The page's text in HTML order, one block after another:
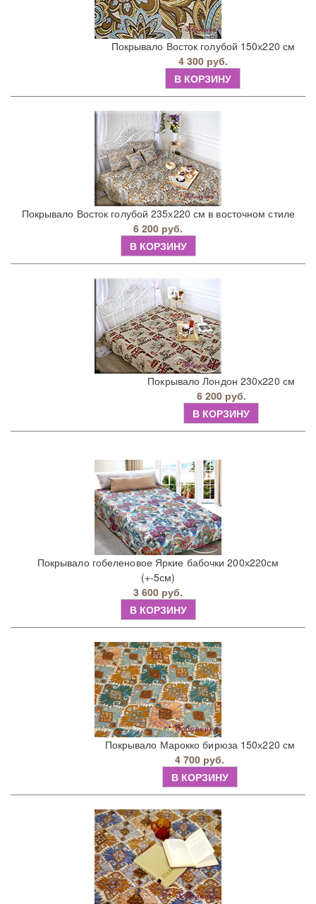
Покрывало Восток голубой 150х220 см
4 300 руб.
В КОРЗИНУ
Покрывало Восток голубой 235х220 см в восточном стиле
6 200 руб.
В КОРЗИНУ
Покрывало Лондон 230х220 см
6 200 руб.
В КОРЗИНУ
Покрывало гобеленовое Яркие бабочки 200х220см
(+-5см)
3 600 руб.
В КОРЗИНУ
Покрывало Марокко бирюза 150х220 см
4 700 руб.
В КОРЗИНУ